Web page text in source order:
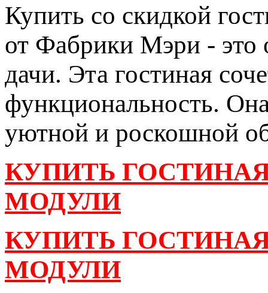
Купить со скидкой
от Фабрики Мэри - это
дачи. Эта гостиная
функциональность.
уютной и роскошной
КУПИТЬ
МОДУЛИ
КУПИТЬ
МОДУЛИ